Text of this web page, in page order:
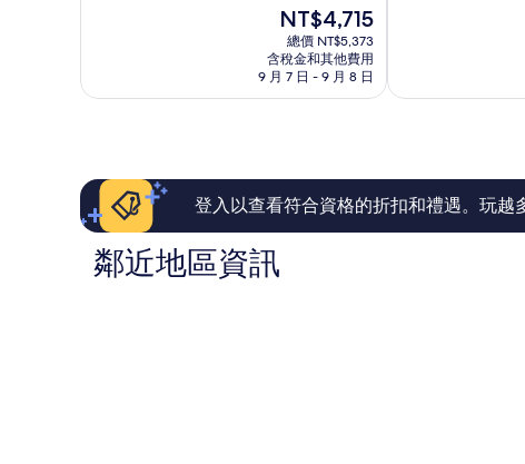
Lazise
讚，
論
現
在
價
格
為
NT$4,715
總價 NT$5,373
含稅金和其他費用
9 月 7 日 - 9 月 8 日
了，
論
登入以查看符合資格的折扣和禮遇。玩越
鄰近地區資訊